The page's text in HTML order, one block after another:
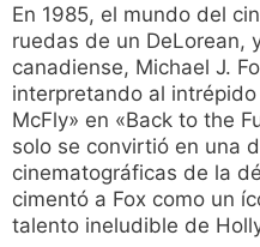
En 1985, el mundo del
ruedas de un DeLorean,
canadiense, Michael J.
interpretando al
McFly» en «Back to the
solo se convirtió en una
cinematográficas de la
cimentó a Fox como un
talento ineludible de